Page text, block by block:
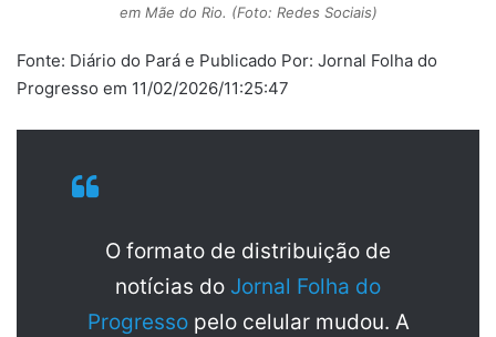
em Mãe do Rio. (Foto: Redes Sociais)
Fonte: Diário do Pará e Publicado Por: Jornal Folha do
Progresso em 11/02/2026/11:25:47
O formato de distribuição de
notícias do Jornal Folha do
Progresso pelo celular mudou. A